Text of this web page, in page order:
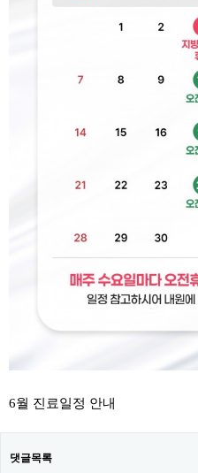
6월 진료일정 안내
댓글목록